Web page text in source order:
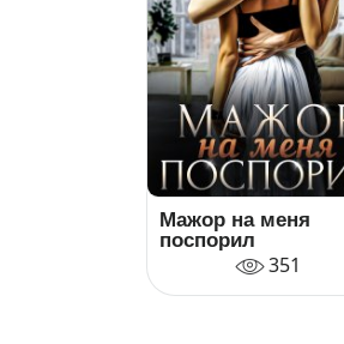
Мажор на меня
поспорил
351